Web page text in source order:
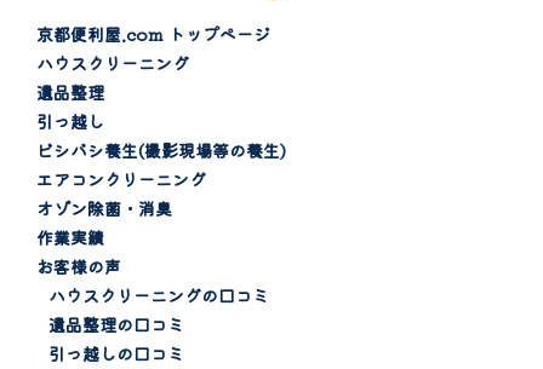
京都便利屋.com トップページ
ハウスクリーニング
遺品整理
引っ越し
ビシバシ養生(撮影現場等の養生)
エアコンクリーニング
オゾン除菌・消臭
作業実績
お客様の声
ハウスクリーニングの口コミ
遺品整理の口コミ
引っ越しの口コミ